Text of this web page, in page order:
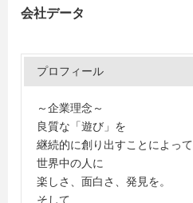
会社データ
プロフィール
～企業理念～
良質な「遊び」を
継続的に創り出すことによって
世界中の人に
楽しさ、面白さ、発見を。
そして